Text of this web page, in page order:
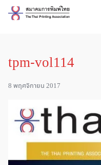
Skip
tpm-vol114
8 พฤศจิกายน 2017